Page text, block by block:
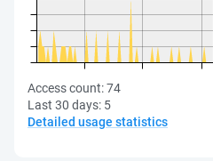
Access count:74
Last 30 days: 5
Detailed usage statistics